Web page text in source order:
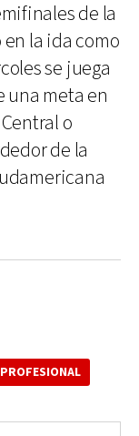
de la
la ida como
se juega
meta en
o
de la